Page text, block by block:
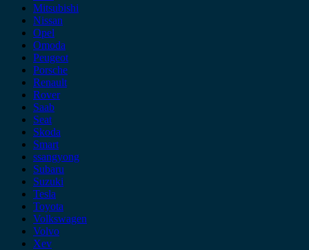
Mitsubishi
Nissan
Opel
Omoda
Peugeot
Porsche
Renault
Rover
Saab
Seat
Skoda
Smart
ssangyong
Subaru
Suzuki
Tesla
Toyota
Volkswagen
Volvo
Xev